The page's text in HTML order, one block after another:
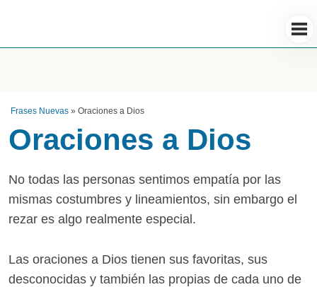
Frases Nuevas » Oraciones a Dios
Oraciones a Dios
No todas las personas sentimos empatía por las
mismas costumbres y lineamientos, sin embargo el
rezar es algo realmente especial.
Las oraciones a Dios tienen sus favoritas, sus
desconocidas y también las propias de cada uno de